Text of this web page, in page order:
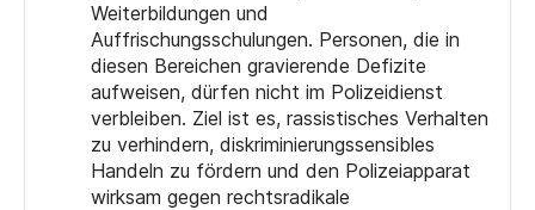
Weiterbildungen und
Auffrischungsschulungen. Personen, die in
diesen Bereichen gravierende Defizite
aufweisen, dürfen nicht im Polizeidienst
verbleiben. Ziel ist es, rassistisches Verhalten
zu verhindern, diskriminierungssensibles
Handeln zu fördern und den Polizeiapparat
wirksam gegen rechtsradikale